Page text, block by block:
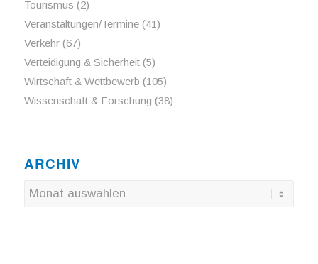
Tourismus (2)
Veranstaltungen/Termine(41)
Verkehr(67)
Verteidigung & Sicherheit(5)
Wirtschaft & Wettbewerb (105)
Wissenschaft & Forschung (38)
ARCHIV